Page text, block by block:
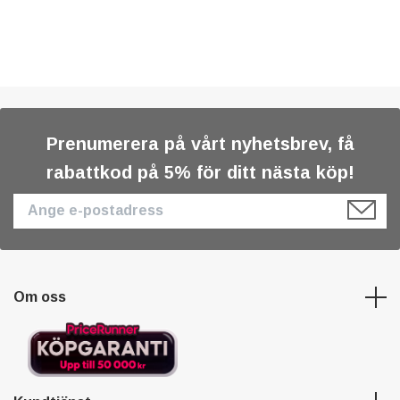
Prenumerera på vårt nyhetsbrev, få
rabattkod på 5% för ditt nästa köp!
Om oss